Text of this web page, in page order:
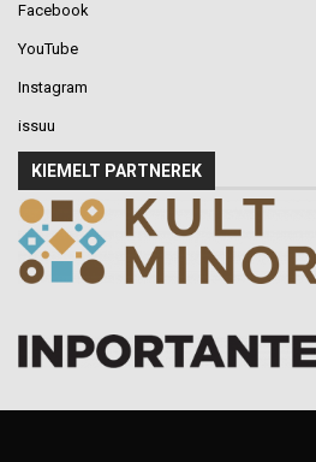
Facebook
YouTube
Instagram
issuu
KIEMELT PARTNEREK